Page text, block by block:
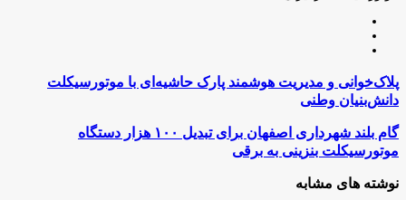
پلاک‌خوانی
و
مدیریت
هوشمند
پارک
حاشیه‌ای
موتورسیکلت
پلاک‌خوانی و مدیریت هوشمند پارک حاشیه‌ای با موتورسیکلت
دانش‌بنیان وطنی
گام
بلند
شهرداری
اصفهان
برای
گام بلند شهرداری اصفهان برای تبدیل ۱۰۰ هزار دستگاه
موتورسیکلت بنزینی به برقی
نوشته های مشابه